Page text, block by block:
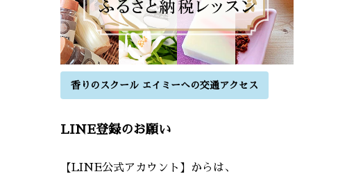
香りのスクール エイミーへの交通アクセス
LINE登録のお願い
【LINE公式アカウント】からは、